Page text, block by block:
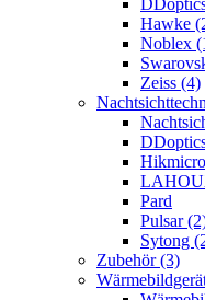
Hawke
Noblex
Zeiss (4)
Pard
Pulsar
Sytong
Zubehör (3)